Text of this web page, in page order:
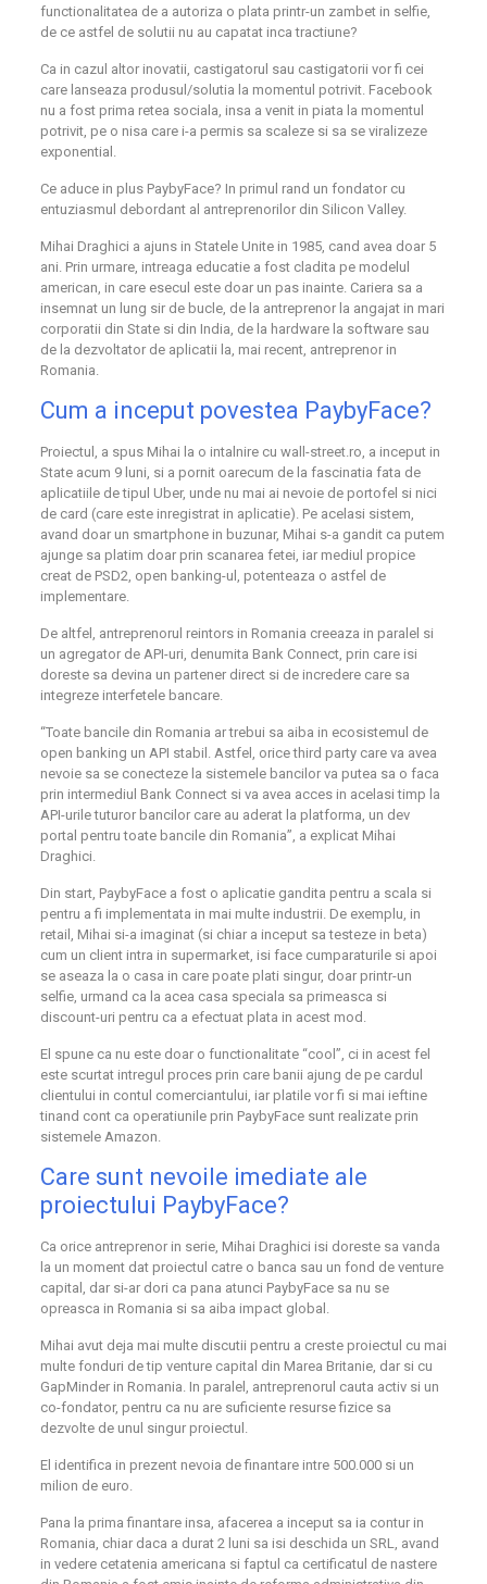
functionalitatea de a autoriza o plata printr-un zambet in selfie,
de ce astfel de solutii nu au capatat inca tractiune?
Ca in cazul altor inovatii, castigatorul sau castigatorii vor fi cei
care lanseaza produsul/solutia la momentul potrivit. Facebook
nu a fost prima retea sociala, insa a venit in piata la momentul
potrivit, pe o nisa care i-a permis sa scaleze si sa se viralizeze
exponential.
Ce aduce in plus PaybyFace? In primul rand un fondator cu
entuziasmul debordant al antreprenorilor din Silicon Valley.
Mihai Draghici a ajuns in Statele Unite in 1985, cand avea doar 5
ani. Prin urmare, intreaga educatie a fost cladita pe modelul
american, in care esecul este doar un pas inainte. Cariera sa a
insemnat un lung sir de bucle, de la antreprenor la angajat in mari
corporatii din State si din India, de la hardware la software sau
de la dezvoltator de aplicatii la, mai recent, antreprenor in
Romania.
Cum a inceput povestea PaybyFace?
Proiectul, a spus Mihai la o intalnire cu wall-street.ro, a inceput in
State acum 9 luni, si a pornit oarecum de la fascinatia fata de
aplicatiile de tipul Uber, unde nu mai ai nevoie de portofel si nici
de card (care este inregistrat in aplicatie). Pe acelasi sistem,
avand doar un smartphone in buzunar, Mihai s-a gandit ca putem
ajunge sa platim doar prin scanarea fetei, iar mediul propice
creat de PSD2, open banking-ul, potenteaza o astfel de
implementare.
De altfel, antreprenorul reintors in Romania creeaza in paralel si
un agregator de API-uri, denumita Bank Connect, prin care isi
doreste sa devina un partener direct si de incredere care sa
integreze interfetele bancare.
“Toate bancile din Romania ar trebui sa aiba in ecosistemul de
open banking un API stabil. Astfel, orice third party care va avea
nevoie sa se conecteze la sistemele bancilor va putea sa o faca
prin intermediul Bank Connect si va avea acces in acelasi timp la
API-urile tuturor bancilor care au aderat la platforma, un dev
portal pentru toate bancile din Romania”, a explicat Mihai
Draghici.
Din start, PaybyFace a fost o aplicatie gandita pentru a scala si
pentru a fi implementata in mai multe industrii. De exemplu, in
retail, Mihai si-a imaginat (si chiar a inceput sa testeze in beta)
cum un client intra in supermarket, isi face cumparaturile si apoi
se aseaza la o casa in care poate plati singur, doar printr-un
selfie, urmand ca la acea casa speciala sa primeasca si
discount-uri pentru ca a efectuat plata in acest mod.
El spune ca nu este doar o functionalitate “cool”, ci in acest fel
este scurtat intregul proces prin care banii ajung de pe cardul
clientului in contul comerciantului, iar platile vor fi si mai ieftine
tinand cont ca operatiunile prin PaybyFace sunt realizate prin
sistemele Amazon.
Care sunt nevoile imediate ale
proiectului PaybyFace?
Ca orice antreprenor in serie, Mihai Draghici isi doreste sa vanda
la un moment dat proiectul catre o banca sau un fond de venture
capital, dar si-ar dori ca pana atunci PaybyFace sa nu se
opreasca in Romania si sa aiba impact global.
Mihai avut deja mai multe discutii pentru a creste proiectul cu mai
multe fonduri de tip venture capital din Marea Britanie, dar si cu
GapMinder in Romania. In paralel, antreprenorul cauta activ si un
co-fondator, pentru ca nu are suficiente resurse fizice sa
dezvolte de unul singur proiectul.
El identifica in prezent nevoia de finantare intre 500.000 si un
milion de euro.
Pana la prima finantare insa, afacerea a inceput sa ia contur in
Romania, chiar daca a durat 2 luni sa isi deschida un SRL, avand
in vedere cetatenia americana si faptul ca certificatul de nastere